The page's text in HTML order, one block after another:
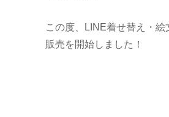
この度、LINE着せ替え・絵
販売を開始しました！